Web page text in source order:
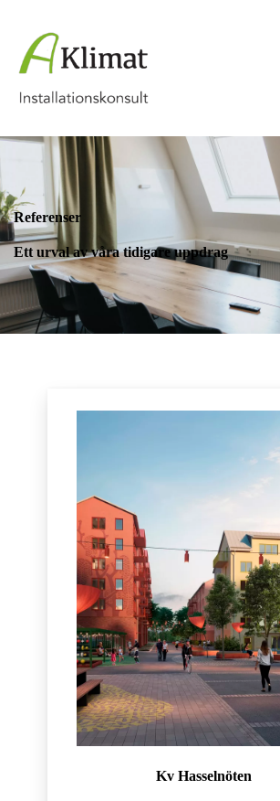
Referenser
Ett urval av våra tidigare uppdrag
Kv Hasselnöten